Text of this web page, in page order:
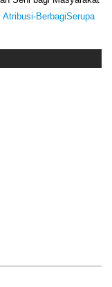
BerbagiSerupa